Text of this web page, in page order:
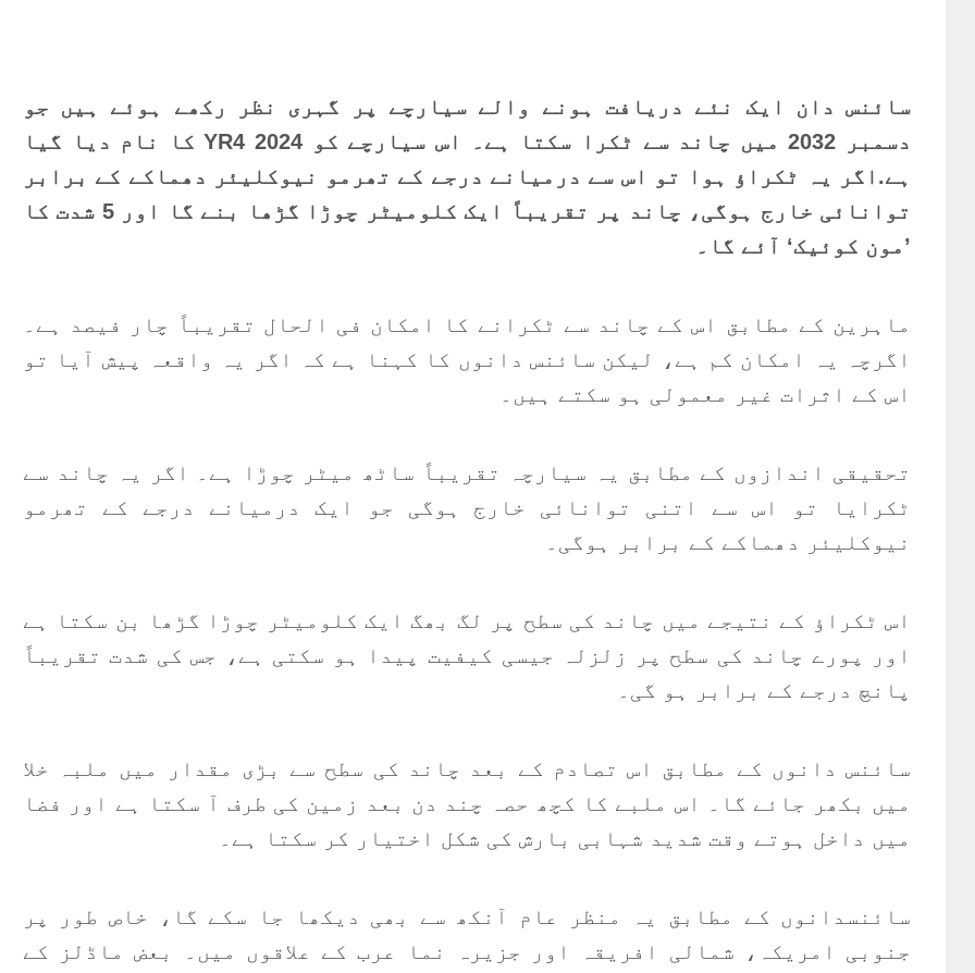
سائنس دان ایک نئے دریافت ہونے والے سیارچے پر گہری نظر رکھے ہوئے ہیں جو
دسمبر 2032 میں چاند سے ٹکرا سکتا ہے۔ اس سیارچے کو 2024 YR4 کا نام دیا گیا
ہے.اگر یہ ٹکراؤ ہوا تو اس سے درمیانے درجے کے تھرمو نیوکلیئر دھماکے کے برابر
توانائی خارج ہوگی، چاند پر تقریباً ایک کلومیٹر چوڑا گڑھا بنے گا اور 5 شدت کا
’مون کوئیک‘ آئے گا۔
ماہرین کے مطابق اس کے چاند سے ٹکرانے کا امکان فی الحال تقریباً چار فیصد ہے۔
اگرچہ یہ امکان کم ہے، لیکن سائنس دانوں کا کہنا ہے کہ اگر یہ واقعہ پیش آیا تو
اس کے اثرات غیر معمولی ہو سکتے ہیں۔
تحقیقی اندازوں کے مطابق یہ سیارچہ تقریباً ساٹھ میٹر چوڑا ہے۔ اگر یہ چاند سے
ٹکرایا تو اس سے اتنی توانائی خارج ہوگی جو ایک درمیانے درجے کے تھرمو
نیوکلیئر دھماکے کے برابر ہوگی۔
اس ٹکراؤ کے نتیجے میں چاند کی سطح پر لگ بھگ ایک کلومیٹر چوڑا گڑھا بن سکتا ہے
اور پورے چاند کی سطح پر زلزلہ جیسی کیفیت پیدا ہو سکتی ہے، جس کی شدت تقریباً
پانچ درجے کے برابر ہو گی۔
سائنس دانوں کے مطابق اس تصادم کے بعد چاند کی سطح سے بڑی مقدار میں ملبہ خلا
میں بکھر جائے گا۔ اس ملبے کا کچھ حصہ چند دن بعد زمین کی طرف آ سکتا ہے اور فضا
میں داخل ہوتے وقت شدید شہابی بارش کی شکل اختیار کر سکتا ہے۔
سائنسدانوں کے مطابق یہ منظر عام آنکھ سے بھی دیکھا جا سکے گا، خاص طور پر
جنوبی امریکہ، شمالی افریقہ اور جزیرہ نما عرب کے علاقوں میں۔ بعض ماڈلز کے